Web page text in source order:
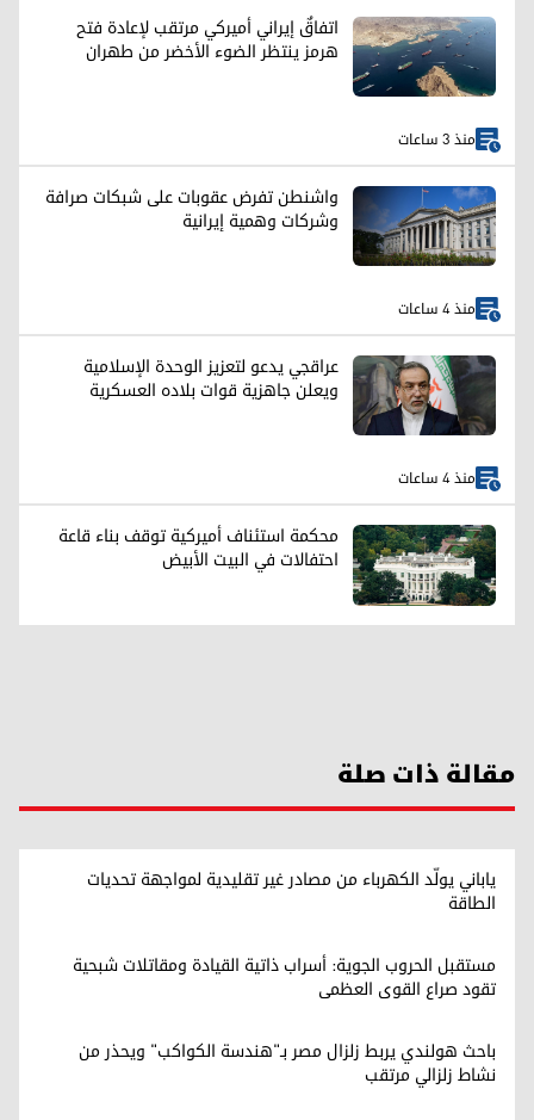
اتفاقٌ إيراني أميركي مرتقب لإعادة فتح
هرمز ينتظر الضوء الأخضر من طهران
منذ 3 ساعات
واشنطن تفرض عقوبات على شبكات صرافة
وشركات وهمية إيرانية
منذ 4 ساعات
عراقجي يدعو لتعزيز الوحدة الإسلامية
ويعلن جاهزية قوات بلاده العسكرية
منذ 4 ساعات
محكمة استئناف أميركية توقف بناء قاعة
احتفالات في البيت الأبيض
مقالة ذات صلة
ياباني يولّد الكهرباء من مصادر غير تقليدية لمواجهة تحديات
الطاقة
مستقبل الحروب الجوية: أسراب ذاتية القيادة ومقاتلات شبحية
تقود صراع القوى العظمى
باحث هولندي يربط زلزال مصر بـ"هندسة الكواكب" ويحذر من
نشاط زلزالي مرتقب